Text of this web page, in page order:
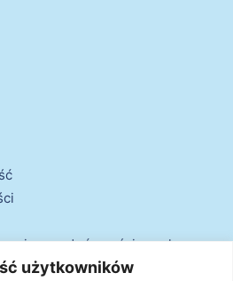
użytkowników
zasad równościowych